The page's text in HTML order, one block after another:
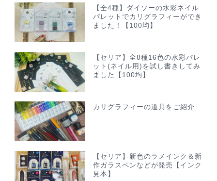
【全4種】ダイソーの水彩ネイル
パレットでカリグラフィーができ
ました！【100均】
【セリア】全8種16色の水彩パレ
ット(ネイル用)を試し書きしてみ
ました【100均】
カリグラフィーの道具をご紹介
【セリア】新色のラメインク＆新
作ガラスペンなどが発売【インク
見本】